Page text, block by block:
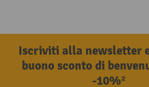
Iscriviti alla newsletter
buono sconto di
-10%²